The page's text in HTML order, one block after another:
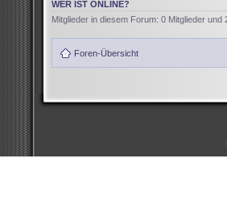
WER IST ONLINE?
Mitglieder in diesem Forum: 0 Mitglieder und
Foren-Übersicht